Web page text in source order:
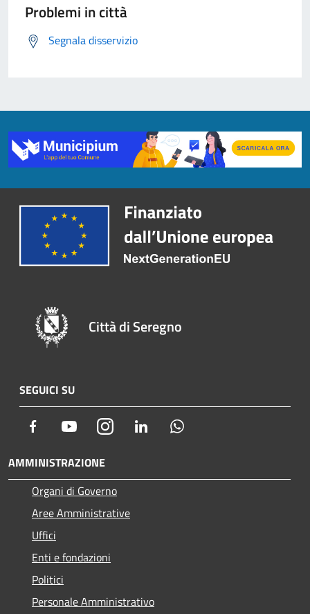
Problemi in città
Segnala disservizio
Città di Seregno
SEGUICI SU
Facebook YoutubeInstagram LinkedIn
AMMINISTRAZIONE
Organi di Governo
Aree Amministrative
Uffici
Enti e fondazioni
Politici
Personale Amministrativo